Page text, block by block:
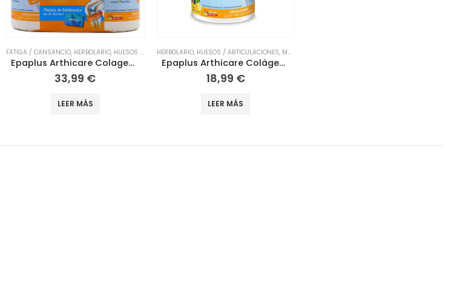
,MUSCULARES,NUTRICIÓN,NUTRICIÓN DEPORTIVA
FATIGA / CANSANCIO, HERBOLARIO, HUESOS / ARTICULACIONES ,MUSCULARES,NUTRICIÓN,NUTRICIÓN DEPORTIVA
Epaplus Arthicare Colageno Pack Duplo 60 Días
33,99 €
LEER MÁS
HERBOLARIO, HUESOS / ARTICULACIONES, MUSCULARES
Epaplus Arthicare Colágeno
18,99 €
LEER MÁS